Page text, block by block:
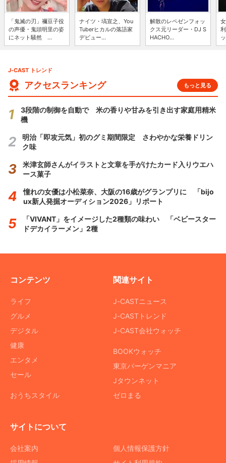
「鬼滅の刃」禰豆子役
の声優・鬼頭明里の姿
にネット騒然 ...
ナイツ・塙宣之、You
Tuberヒカルの落語家
デビュー...
解散のレペゼンフォッ
クス元リーダー・DJ S
HACHO...
J-CAST トレンド
アクセスランキング もっと見る
3段階の制御を自動で 米の香りや甘みを引き出す家庭用精米
機
明治「即攻元気」初のグミ期間限定 さわやかな栄養ドリン
ク味
米津玄師さんがイラストと文章を手がけたカード入りウエハ
ース菓子
憧れの女優は小松菜奈、大阪の16歳がグランプリに 「bijo
ux新人発掘オーディション2026」リポート
「VIVANT」をイメージした2種類の味わい 「ベビースター
ドデカイラーメン」2種
コンテンツ
ライフ
グルメ
デジタル
健康
エンタメ
セール
おうちスタイル
関連サイト
J-CASTニュース
J-CASTトレンド
J-CAST会社ウォッチ
BOOKウォッチ
東京バーゲンマニア
Jタウンネット
ゼロまる
サイトについて
会社案内
個人情報保護方針